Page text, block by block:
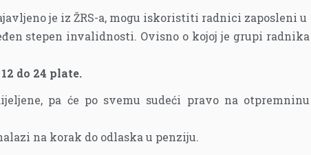
je iz ŽRS-a, mogu iskoristiti radnici zaposleni u
stepen invalidnosti. Ovisno o kojoj je grupi radnika
do 24 plate.
pa će po svemu sudeći pravo na otpremninu
na korak do odlaska u penziju.